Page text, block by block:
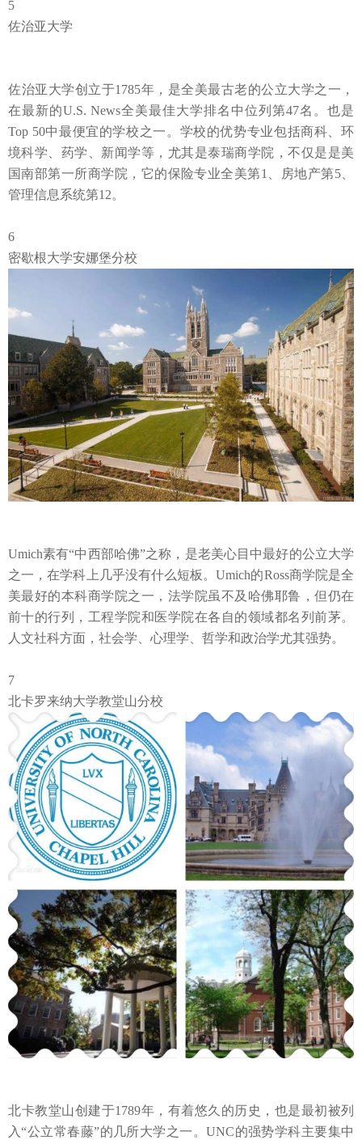
5
佐治亚大学
佐治亚大学创立于1785年，是全美最古老的公立大学之一，
在最新的U.S. News全美最佳大学排名中位列第47名。 也是
Top 50中最便宜的学校之一。学校的优势专业包括商科、环
境科学、药学、新闻学等，尤其是泰瑞商学院，不仅是是美
国南部第一所商学院，它的保险专业全美第1、房地产第5、
管理信息系统第12。
6
密歇根大学安娜堡分校
Umich素有“中西部哈佛”之称，是老美心目中最好的公立大学
之一，在学科上几乎没有什么短板。Umich的Ross商学院是全
美最好的本科商学院之一，法学院虽不及哈佛耶鲁，但仍在
前十的行列，工程学院和医学院在各自的领域都名列前茅。
人文社科方面，社会学、心理学、哲学和政治学尤其强势。
7
北卡罗来纳大学教堂山分校
北卡教堂山创建于1789年，有着悠久的历史， 也是最初被列
入“公立常春藤”的几所大学之一。UNC的强势学科主要集中